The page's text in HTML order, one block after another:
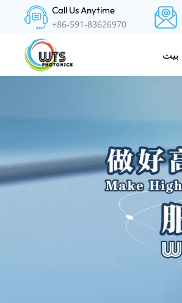
Call Us Anytime
+86-591-83626970
بيت